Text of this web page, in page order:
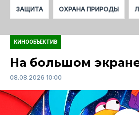
ЗАЩИТА ОХРАНА ПРИРОДЫ
КИНООБЪЕКТИВ
На большом
08.08.2026 10:00